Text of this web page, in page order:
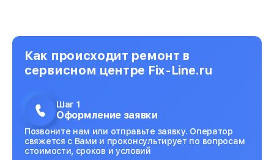
Как происходит ремонт в
сервисном центре Fix-Line.ru
Шаг 1
Оформление заявки
Позвоните нам или отправьте заявку. Оператор
свяжется с Вами и проконсультирует по вопросам
стоимости, сроков и условий